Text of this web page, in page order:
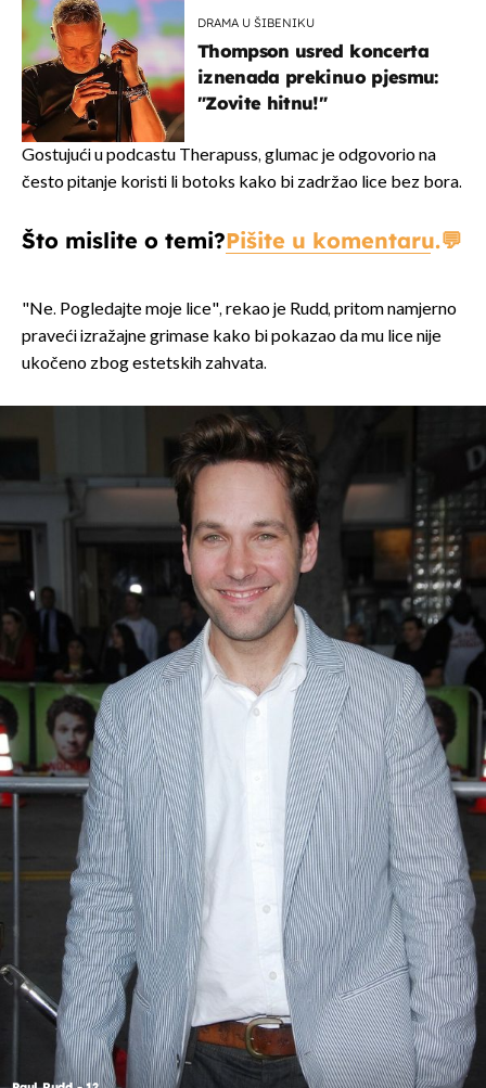
DRAMA U ŠIBENIKU
Thompson usred koncerta
iznenada prekinuo pjesmu:
"Zovite hitnu!"
Gostujući u podcastu Therapuss, glumac je odgovorio na
često pitanje koristi li botoks kako bi zadržao lice bez bora.
Što mislite o temi?Pišite u komentaru.
"Ne. Pogledajte moje lice", rekao je Rudd, pritom namjerno
praveći izražajne grimase kako bi pokazao da mu lice nije
ukočeno zbog estetskih zahvata.